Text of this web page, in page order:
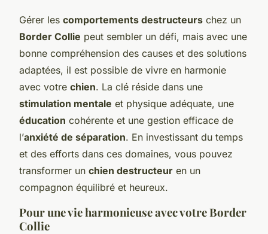
Gérer les comportements destructeurs chez un
Border Collie peut sembler un défi, mais avec une
bonne compréhension des causes et des solutions
adaptées, il est possible de vivre en harmonie
avec votre chien. La clé réside dans une
stimulation mentale et physique adéquate, une
éducation cohérente et une gestion efficace de
l’anxiété de séparation. En investissant du temps
et des efforts dans ces domaines, vous pouvez
transformer un chien destructeur en un
compagnon équilibré et heureux.
Pour une vie harmonieuse avec votre Border
Collie